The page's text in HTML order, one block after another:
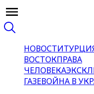
НОВОСТИ
ВОСТОКПРАВА
ЧЕЛОВЕКА
ГАЗЕВОЙНА В